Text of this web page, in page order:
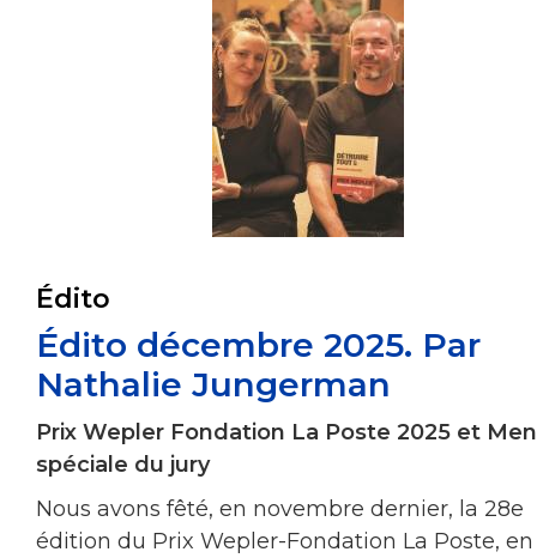
Édito
Édito décembre 2025. Par
Nathalie Jungerman
Prix Wepler Fondation La Poste 2025 et
spéciale du jury
Nous avons fêté, en novembre dernier, la 28e
édition du Prix Wepler-Fondation La Poste, en